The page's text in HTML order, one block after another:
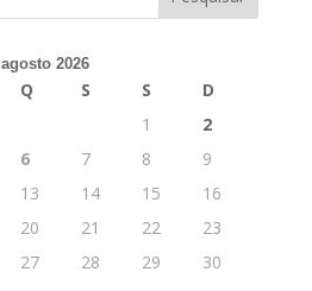
agosto 2026
Q S S
D
1
2
6 7 8
9
13 14 15
16
20 21 22
23
27 28 29
30